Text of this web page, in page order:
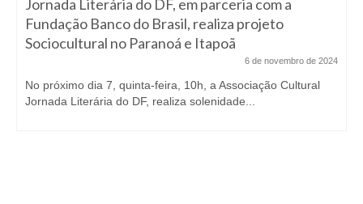
Jornada Literária do DF, em parceria com a
Fundação Banco do Brasil, realiza projeto
Sociocultural no Paranoá e Itapoã
6 de novembro de 2024
No próximo dia 7, quinta-feira, 10h, a Associação Cultural
Jornada Literária do DF, realiza solenidade...